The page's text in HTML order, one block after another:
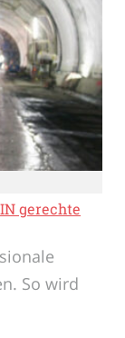
gerechte
So wird